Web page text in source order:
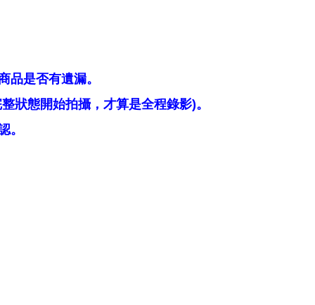
品是否有遺漏。
狀態開始拍攝，才算是全程錄影)。
。